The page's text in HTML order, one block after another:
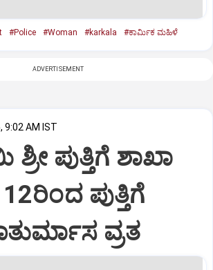
#Police #Woman #karkala #ಕಾರ್ಮಿಕ ಮಹಿಳೆ
ADVERTISEMENT
9:02 AM IST
ಪುತ್ತಿಗೆ ಶಾಖಾ
ಪುತ್ತಿಗೆ
ವ್ರತ